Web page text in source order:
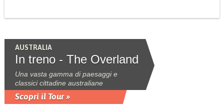
AUSTRALIA
In treno - The Overland
Una vasta gamma di paesaggi e
classici cittadine australiane
Scopri il Tour »